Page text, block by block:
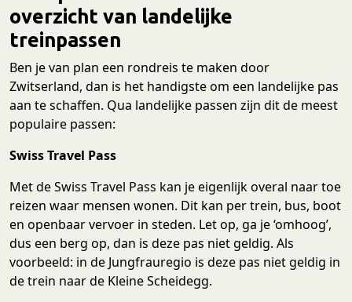
overzicht van landelijke
treinpassen
Ben je van plan een rondreis te maken door
Zwitserland, dan is het handigste om een landelijke pas
aan te schaffen. Qua landelijke passen zijn dit de meest
populaire passen:
Swiss Travel Pass
Met de Swiss Travel Pass kan je eigenlijk overal naar toe
reizen waar mensen wonen. Dit kan per trein, bus, boot
en openbaar vervoer in steden. Let op, ga je ‘omhoog’,
dus een berg op, dan is deze pas niet geldig. Als
voorbeeld: in de Jungfrauregio is deze pas niet geldig in
de trein naar de Kleine Scheidegg.